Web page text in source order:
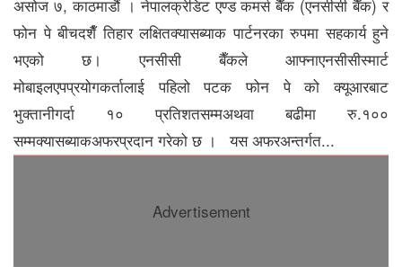
असोज ७, काठमाडौं । नेपालक्रेडिट एण्ड कमर्स बैँक (एनसीसी बैँक) र
फोन पे बीचदशैँ तिहार लक्षितक्यासब्याक पार्टनरका रुपमा सहकार्य हुने
भएको छ। एनसीसी बैँकले आफ्नाएनसीसीस्मार्ट
मोबाइलएपप्रयोगकर्तालाई पहिलो पटक फोन पे को क्यूआरबाट
भुक्तानीगर्दा १० प्रतिशतसम्मअथवा बढीमा रु.१००
सम्मक्यासब्याकअफरप्रदान गरेको छ । यस अफरअन्तर्गत...
Advertisement